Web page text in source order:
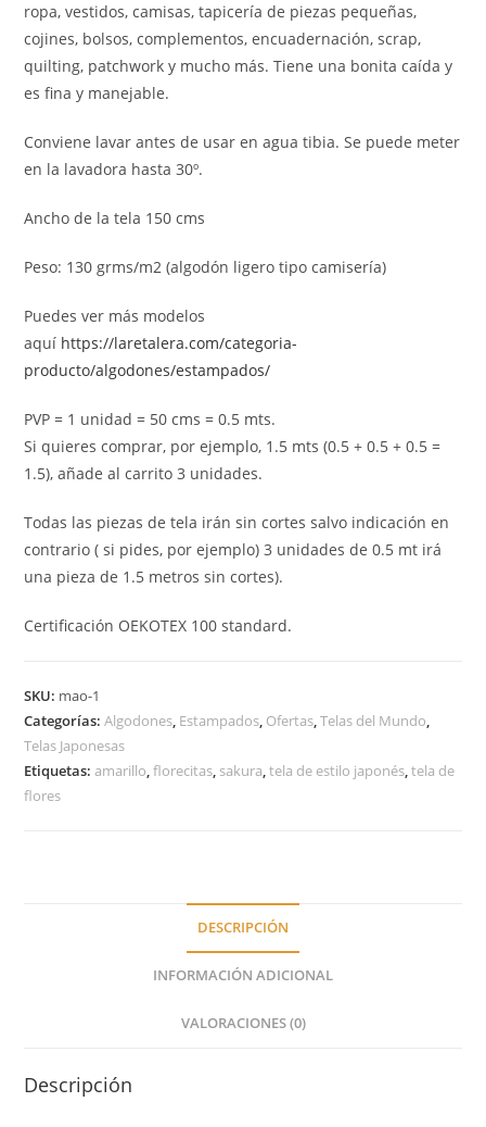
ropa, vestidos, camisas, tapicería de piezas pequeñas,
cojines, bolsos, complementos, encuadernación, scrap,
quilting, patchwork y mucho más. Tiene una bonita caída y
es fina y manejable.
Conviene lavar antes de usar en agua tibia. Se puede meter
en la lavadora hasta 30º.
Ancho de la tela 150 cms
Peso: 130 grms/m2 (algodón ligero tipo camisería)
Puedes ver más modelos
aquí https://laretalera.com/categoria-
producto/algodones/estampados/
PVP = 1 unidad = 50 cms = 0.5 mts.
Si quieres comprar, por ejemplo, 1.5 mts (0.5 + 0.5 + 0.5 =
1.5), añade al carrito 3 unidades.
Todas las piezas de tela irán sin cortes salvo indicación en
contrario ( si pides, por ejemplo) 3 unidades de 0.5 mt irá
una pieza de 1.5 metros sin cortes).
Certificación OEKOTEX 100 standard.
SKU: mao-1
Categorías:Algodones, Estampados, Ofertas,Telas del Mundo,
Telas Japonesas
Etiquetas:amarillo,florecitas, sakura,tela de estilo japonés,tela de
flores
DESCRIPCIÓN
INFORMACIÓN ADICIONAL
VALORACIONES (0)
Descripción